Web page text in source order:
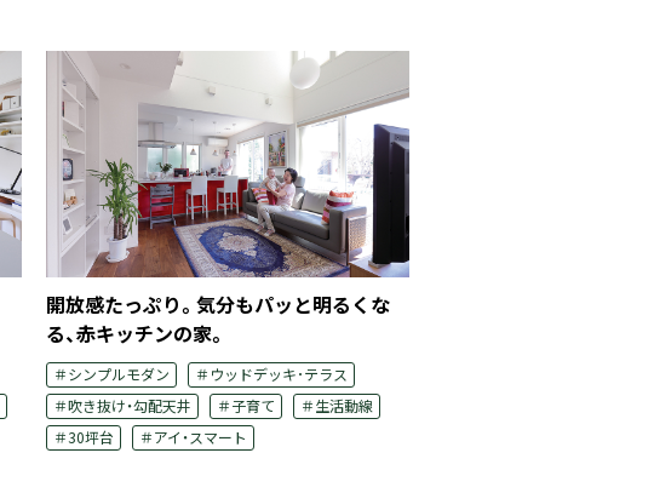
開放感たっぷり。気分もパッと明るくな
る、赤キッチンの家。
＃シンプルモダン
＃ウッドデッキ･テラス
＃吹き抜け・勾配天井
＃子育て
＃生活動線
＃30坪台
＃アイ・スマート